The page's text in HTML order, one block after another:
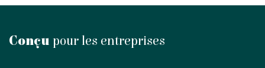
Conçu pour les entreprises